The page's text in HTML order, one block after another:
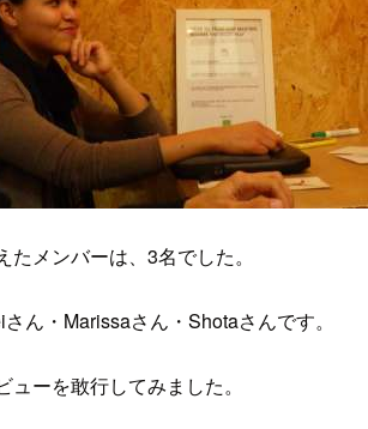
メンバーは、3名でした。
ん・Marissaさん・Shotaさんです。
ーを敢行してみました。